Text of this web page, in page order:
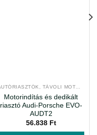
Motorindítás és dedikált
riasztó Audi-Porsche EVO-
AUDT2
56.838 Ft